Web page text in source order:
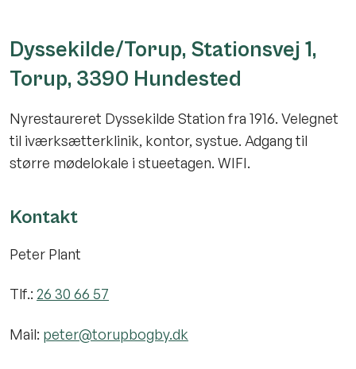
Dyssekilde/Torup, Stationsvej 1,
Torup, 3390 Hundested
Nyrestaureret Dyssekilde Station fra 1916. Velegnet
til iværksætterklinik, kontor, systue. Adgang til
større mødelokale i stueetagen. WIFI.
Kontakt
Peter Plant
Tlf.: 26 30 66 57
Mail: peter@torupbogby.dk